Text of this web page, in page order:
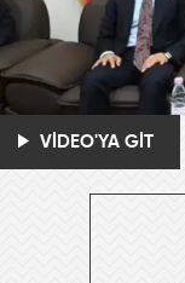
VİDEO'YA GİT